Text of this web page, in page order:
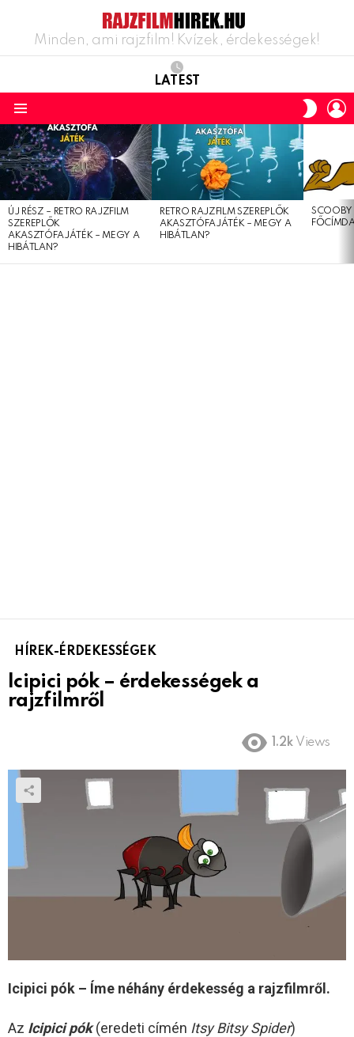
Minden, ami rajzfilm! Kvízek, érdekességek!
LATEST
SKIN
LATEST
STORIES
ÚJ RÉSZ – RETRO RAJZFILM
SZEREPLŐK
AKASZTÓFAJÁTÉK – MEGY A
HIBÁTLAN?
RETRO RAJZFILM SZEREPLŐK
AKASZTÓFAJÁTÉK – MEGY A
HIBÁTLAN?
HÍREK-ÉRDEKESSÉGEK
Icipici pók – érdekességek a
rajzfilmről
1.2k Views
Icipici pók – Íme néhány érdekesség a rajzfilmről.
Az Icipici pók(eredeti címén Itsy Bitsy Spider)